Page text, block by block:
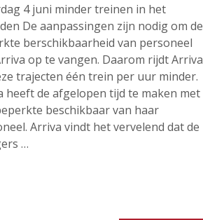
4 juni minder treinen in het
De aanpassingen zijn nodig om de
berschikbaarheid van personeel
op te vangen. Daarom rijdt Arriva
trajecten één trein per uur minder.
heeft de afgelopen tijd te maken met
beschikbaar van haar
Arriva vindt het vervelend dat de
…